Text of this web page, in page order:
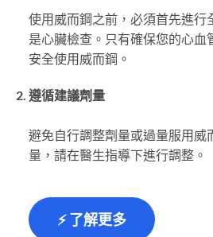
使用威而鋼之前，必須首先進行
是心臟檢查。只有確保您的心血
安全使用威而鋼。
遵循建議劑量
避免自行調整劑量或過量服用威
量，請在醫生指導下進行調整。
⚡ 了解更多